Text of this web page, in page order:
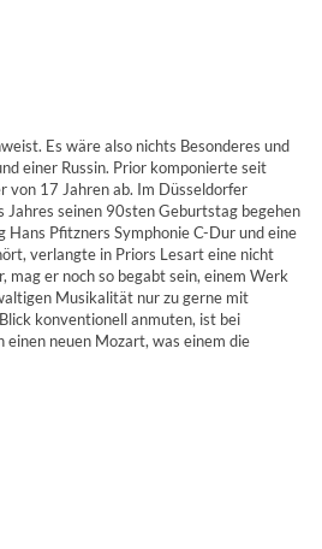
Es wäre also nichts Besonderes und
einer Russin. Prior komponierte seit
von 17 Jahren ab. Im Düsseldorfer
seinen 90sten Geburtstag begehen
Pfitzners Symphonie C-Dur und eine
verlangte in Priors Lesart eine nicht
er noch so begabt sein, einem Werk
Musikalität nur zu gerne mit
konventionell anmuten, ist bei
neuen Mozart, was einem die